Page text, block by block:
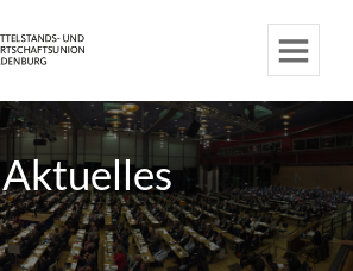
Aktuelles